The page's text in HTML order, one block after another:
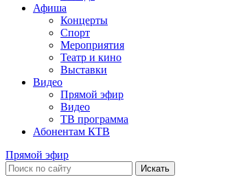
Афиша
Концерты
Спорт
Мероприятия
Театр и кино
Выставки
Видео
Прямой эфир
Видео
ТВ программа
Абонентам КТВ
Прямой эфир
Искать